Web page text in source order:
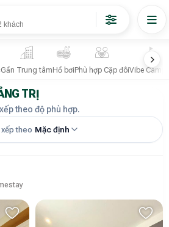
khách
Gần Trung tâm Hồ bơi Phù hợp Cặp đôiVibe
TRỊ
theo độ phù hợp.
theo Mặc định